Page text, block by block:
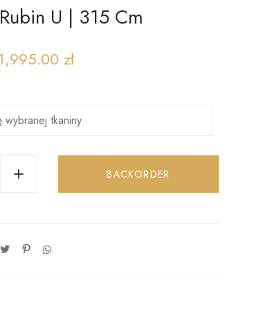
U | 315 Cm
zł
BACKORDER